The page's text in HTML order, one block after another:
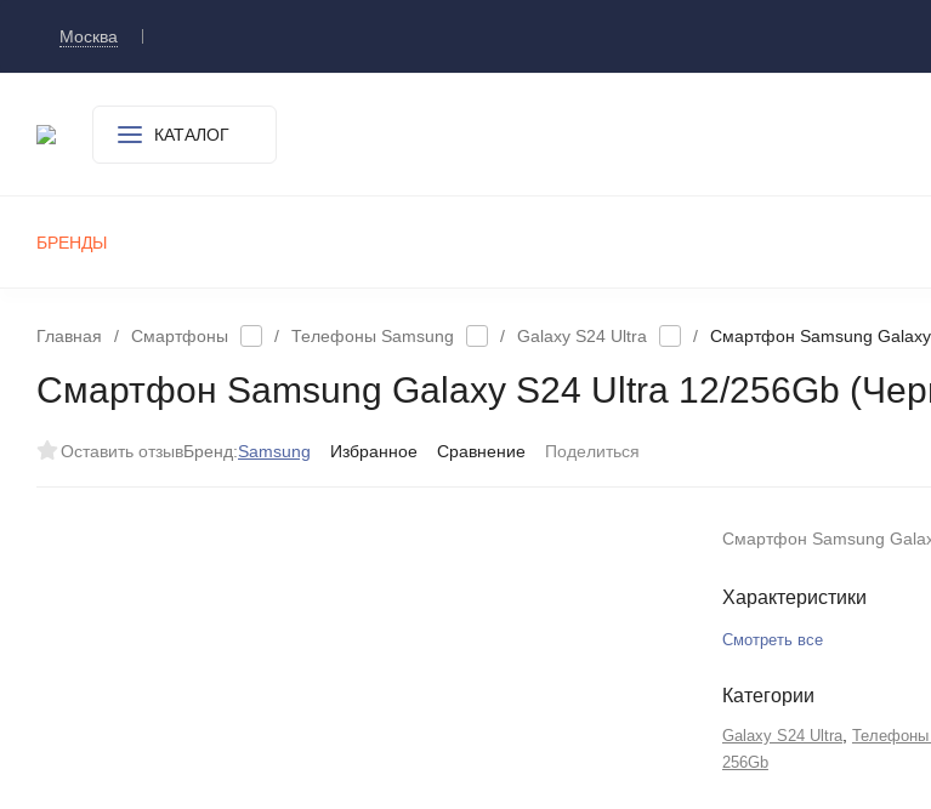
Москва
КАТАЛОГ
БРЕНДЫ
Главная / Смартфоны / Телефоны Samsung / Galaxy S24 Ultra / Смартфон Samsung
Смартфон Samsung Galaxy S24 Ultra 12/256Gb
Оставить отзывБренд:Samsung Избранное Сравнение Поделиться
Смартфон Samsung
Характеристики
Смотреть все
Категории
Galaxy S24 Ultra, Телефоны
256Gb